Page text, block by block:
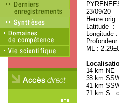
23/09/20
Heure
Latitude
ML :
14 km NE
38 km
41 km
71 km S